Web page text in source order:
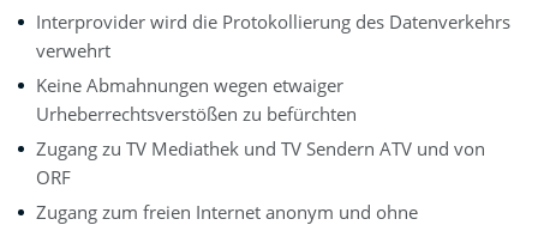
Interprovider wird die Protokollierung des Datenverkehrs
verwehrt
Keine Abmahnungen wegen etwaiger
Urheberrechtsverstößen zu befürchten
Zugang zu TV Mediathek und TV Sendern ATV und von
ORF
Zugang zum freien Internet anonym und ohne